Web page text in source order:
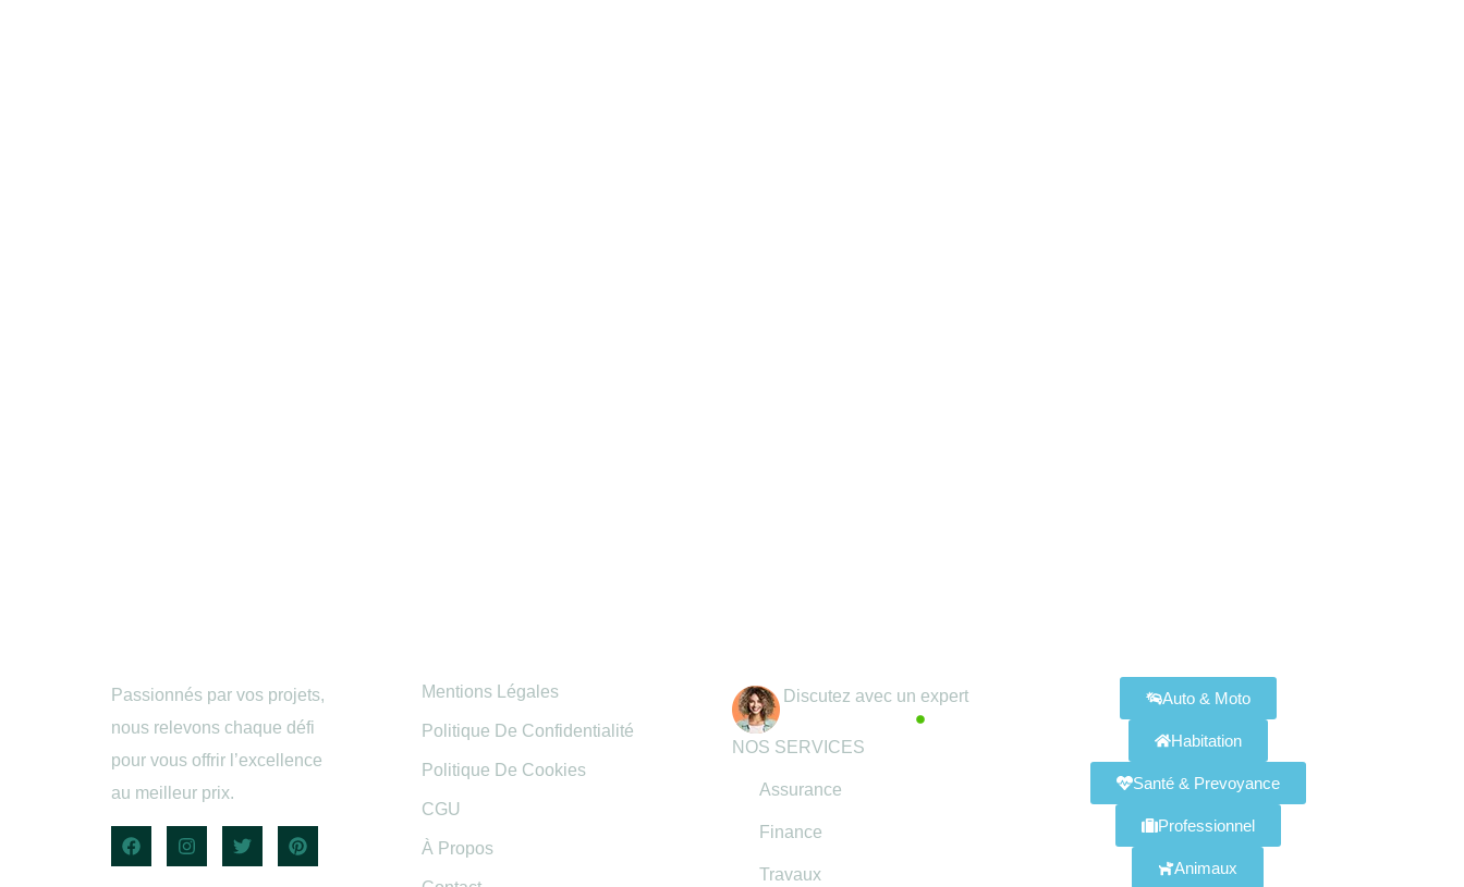
Passionnés par vos projets,
nous relevons chaque défi
pour vous offrir l’excellence
au meilleur prix.
Mentions Légales
Politique De Confidentialité
Politique De Cookies
CGU
À Propos
Discutez avec un expert
NOS SERVICES
Assurance
Finance
Travaux
Auto & Moto
Habitation
Santé & Prevoyance
Professionnel
Animaux